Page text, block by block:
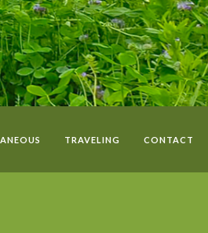
TRAVELING CONTACT